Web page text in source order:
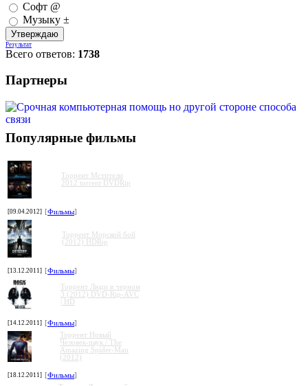
Софт @
Музыку ±
Результат
Всего ответов: 1738
Партнеры
Популярные фильмы
Торрент Мстители
2012 torrent DVDRip
[09.04.2012] [Фильмы]
Торрент Морской бой
(2012) HDRip
[13.12.2011] [Фильмы]
Торрент Люди в черном
3 (2012) DVD-Rip-AVC
| HD
[14.12.2011] [Фильмы]
Торрент Новый
Человек-паук / The
Amazing Spider-Man
(2012)
[18.12.2011] [Фильмы]